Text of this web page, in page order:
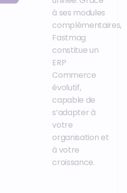
à ses modules
complémentaires,
Fastmag
constitue un
ERP
Commerce
évolutif,
capable de
s’adapter à
votre
organisation et
à votre
croissance.